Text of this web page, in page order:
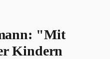
"Mit
Kindern